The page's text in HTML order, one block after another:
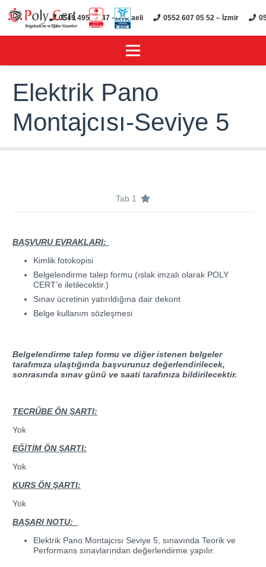
0549 495 01 47 – Kocaeli 0552 607 05 52 – İzmir
Elektrik Pano
Montajcısı-Seviye 5
Tab 1
BAŞVURU EVRAKLARI:
Kimlik fotokopisi
Belgelendirme talep formu (ıslak imzalı olarak POLY
CERT’e iletilecektir.)
Sınav ücretinin yatırıldığına dair dekont
Belge kullanım sözleşmesi
Belgelendirme talep formu ve diğer istenen belgeler
tarafımıza ulaştığında başvurunuz değerlendirilecek,
sonrasında sınav günü ve saati tarafınıza bildirilecektir.
TECRÜBE ÖN ŞARTI:
Yok
EĞİTİM ÖN ŞARTI:
Yok
KURS ÖN ŞARTI:
Yok
BAŞARI NOTU:
Elektrik Pano Montajcısı Seviye 5, sınavında Teorik ve
Performans sınavlarından değerlendirme yapılır.